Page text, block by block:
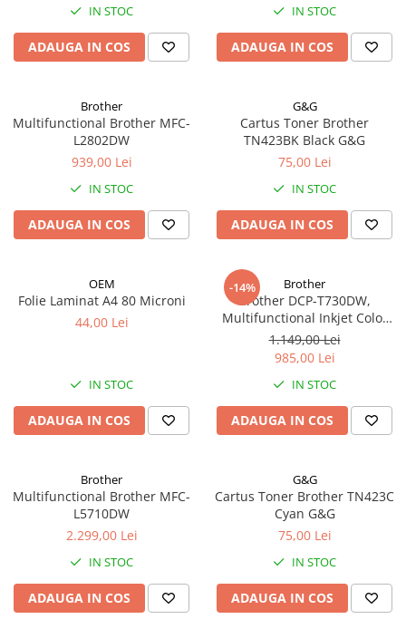
Cilindrii / Drum Unit
Unitate Transfer / Belt Unit
Containere reziduale
Benzi Brother P-Touch
Role Brother DK
Alte Consumabile
Aparate de etichetat si imprimante
Accesorii pentru birou
Elastice / Buretiere / Lupe
Benzi Adezive / Dispensere
Suport Accesorii Birou
Coșuri de Birou
Suporturi Documente
Ace / Pioneze
IN STOC
ADAUGA IN COS
IN STOC
ADAUGA IN COS
Brother
Multifunctional Brother MFC-
L2802DW
939,00 Lei
IN STOC
ADAUGA IN COS
G&G
Cartus Toner Brother
TN423BK Black G&G
75,00 Lei
IN STOC
ADAUGA IN COS
OEM
Folie Laminat A4 80 Microni
44,00 Lei
IN STOC
ADAUGA IN COS
-14% Brother
Brother DCP-T730DW,
Multifunctional Inkjet Color
Wireless
1.149,00 Lei
985,00 Lei
IN STOC
ADAUGA IN COS
Brother
Multifunctional Brother MFC-
L5710DW
2.299,00 Lei
IN STOC
ADAUGA IN COS
G&G
Cartus Toner Brother TN423C
Cyan G&G
75,00 Lei
IN STOC
ADAUGA IN COS